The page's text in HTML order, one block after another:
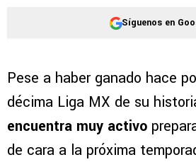
Síguenos en
Pese a haber ganado hace
décima Liga MX de su
encuentra muy activo
de cara a la próxima